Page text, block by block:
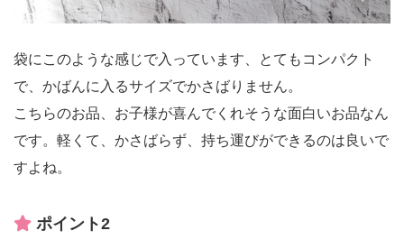
袋にこのような感じで入っています、とてもコンパクト
で、かばんに入るサイズでかさばりません。
こちらのお品、お子様が喜んでくれそうな面白いお品なん
です。軽くて、かさばらず、持ち運びができるのは良いで
すよね。
ポイント2